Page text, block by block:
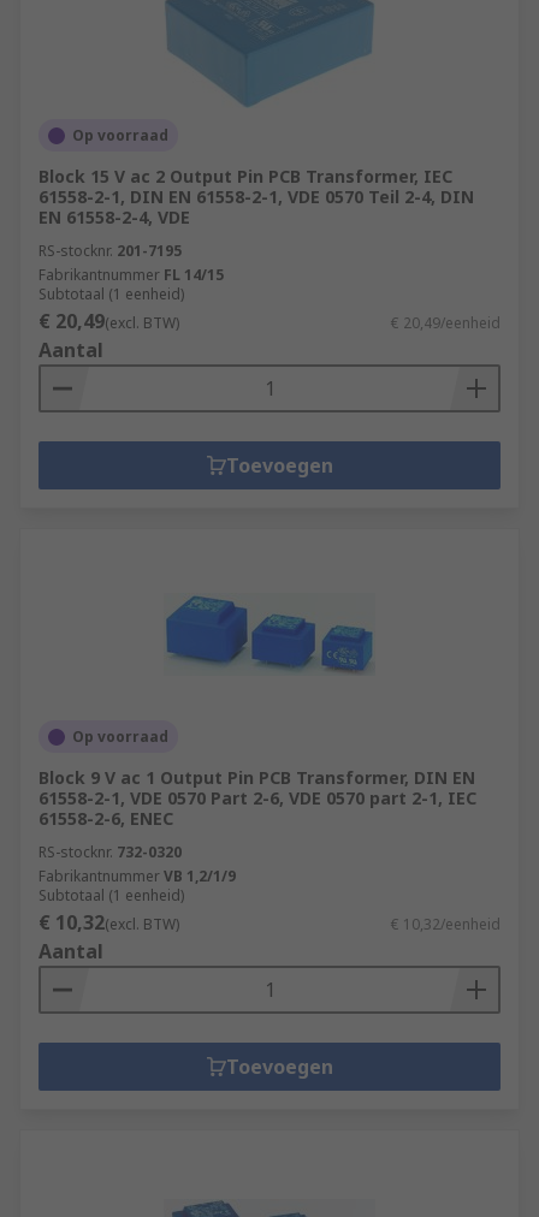
Op voorraad
Block 15 V ac 2 Output Pin PCB Transformer, IEC
61558-2-1, DIN EN 61558-2-1, VDE 0570 Teil 2-4, DIN
EN 61558-2-4, VDE
RS-stocknr. 201-7195
Fabrikantnummer FL 14/15
Subtotaal (1 eenheid)
€ 20,49(excl. BTW) € 20,49/eenheid
Aantal
Toevoegen
Op voorraad
Block 9 V ac 1 Output Pin PCB Transformer, DIN EN
61558-2-1, VDE 0570 Part 2-6, VDE 0570 part 2-1, IEC
61558-2-6, ENEC
RS-stocknr. 732-0320
FabrikantnummerVB 1,2/1/9
Subtotaal (1 eenheid)
€ 10,32(excl. BTW) € 10,32/eenheid
Aantal
Toevoegen